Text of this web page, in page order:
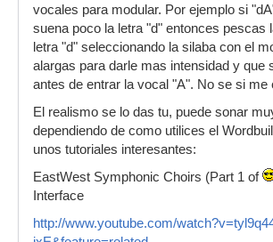
vocales para modular. Por ejemplo si
suena poco la letra "d" entonces pescas
letra "d" seleccionando la silaba con el
alargas para darle mas intensidad y que
antes de entrar la vocal "A". No se si me
El realismo se lo das tu, puede sonar
dependiendo de como utilices el
unos tutoriales interesantes:
EastWest Symphonic Choirs (Part 1 of
Interface
http://www.youtube.com/